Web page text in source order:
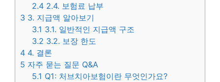
2.4 2.4. 보험료 납부
3 3. 지급액 알아보기
3.1 3.1. 일반적인 지급액 구조
3.2 3.2. 보장 한도
4 4. 결론
5 자주 묻는 질문 Q&A
5.1 Q1: 처브치아보험이란 무엇인가요?